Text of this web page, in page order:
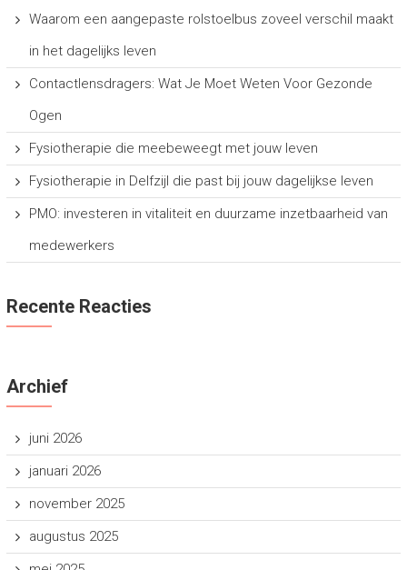
Waarom een aangepaste rolstoelbus zoveel verschil maakt
in het dagelijks leven
Contactlensdragers: Wat Je Moet Weten Voor Gezonde
Ogen
Fysiotherapie die meebeweegt met jouw leven
Fysiotherapie in Delfzijl die past bij jouw dagelijkse leven
PMO: investeren in vitaliteit en duurzame inzetbaarheid van
medewerkers
Recente Reacties
Archief
juni 2026
januari 2026
november 2025
augustus 2025